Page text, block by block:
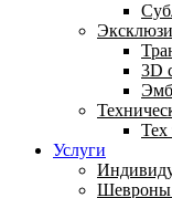
3D
Тех
Услуги
Шевроны